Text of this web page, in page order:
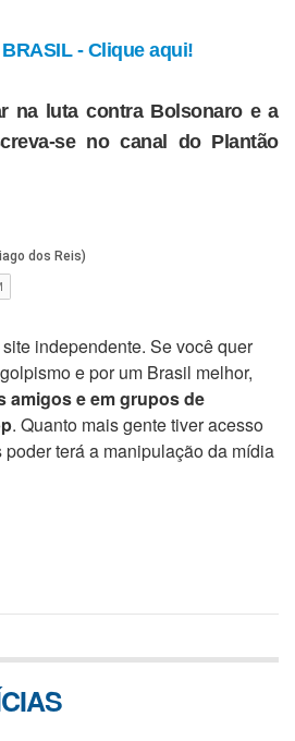
- Clique aqui!
na luta contra Bolsonaro e a
se no canal do Plantão
independente. Se você quer
e por um Brasil melhor,
amigos e em grupos de
. Quanto mais gente tiver acesso
terá a manipulação da mídia